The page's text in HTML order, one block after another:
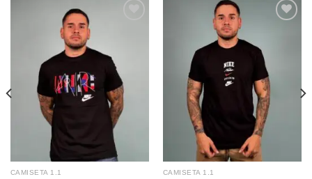
CAMISETA 1.1 CAMISETA 1.1